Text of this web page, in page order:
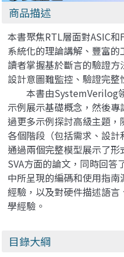
商品描述
本書聚焦RTL層面對ASIC
系統化的理論講解、豐富
讀者掌握基於斷言的驗證方
設計意圖難監控、驗證完整
本書由SystemVerilog領
示例展示基礎概念，然後
過更多示例探討高級主題
各個階段（包括需求、設計
通過兩個完整模型展示了
SVA方面的論文，同時回答
中所呈現的編碼和使用指
經驗，以及對硬件描述語
學經驗。
目錄大綱